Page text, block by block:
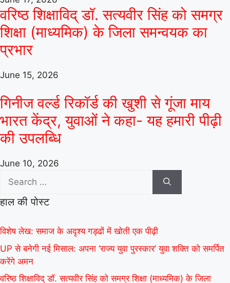
वरिष्ठ शिक्षाविद् डॉ. सत्यवीर सिंह को समग्र
शिक्षा (माध्यमिक) के जिला समन्वयक का
प्रभार
June 15, 2026
गिनीज वर्ल्ड रिकॉर्ड की खुशी से गूंजा माय
भारत केंद्र, युवाओं ने कहा- यह हमारी पीढ़ी
की उपलब्धि
June 10, 2026
हाल की पोस्ट
विशेष लेख: समाज के अदृश्य गड्ढों में खोती एक पीढ़ी
UP से बनेगी नई मिसाल: अपना ‘राज्य युवा पुरस्कार’ युवा शक्ति को समर्पित
करेंगे अमन
वरिष्ठ शिक्षाविद् डॉ. सत्यवीर सिंह को समग्र शिक्षा (माध्यमिक) के जिला